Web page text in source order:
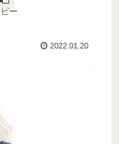
ー
2022.01.20